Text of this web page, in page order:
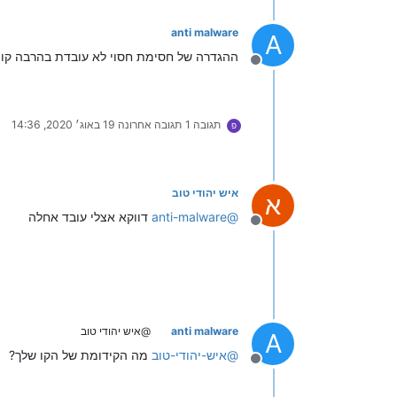
A
מנותק
anti malware
ההגדרה של חסימת חסוי לא עובדת בהרבה
פ תגובה 1 תגובה אחרונה 19 באוג׳ 2020, 14:36
א
מנותק
איש יהודי טוב
@
anti-malware דווקא אצלי עובד אחלה
A
מנותק
anti malware @איש יהודי טוב
@איש-יהודי-טוב מה הקידומת של הקו שלך?